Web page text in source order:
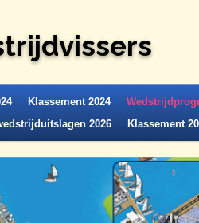
Klassement 2024
2026 Klassement